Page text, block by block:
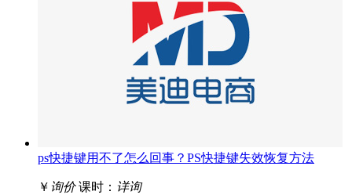
ps快捷键用不了怎么回事？PS快捷键失效恢复方法
￥ 询价 课时： 详询